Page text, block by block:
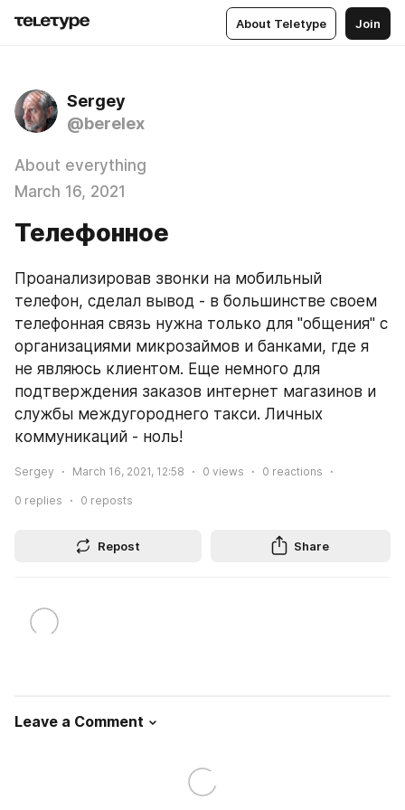
About Teletype Join
Sergey
@berelex
About everything
March 16, 2021
Телефонное
Проанализировав звонки на мобильный
телефон, сделал вывод - в большинстве своем
телефонная связь нужна только для "общения" с
организациями микрозаймов и банками, где я
не являюсь клиентом. Еще немного для
подтверждения заказов интернет магазинов и
службы междугороднего такси. Личных
коммуникаций - ноль!
Sergey March 16, 2021, 12:58 0 views 0 reactions
0 replies 0 reposts
Repost Share
Leave a Comment